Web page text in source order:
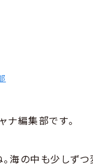
ナ編集部です。
海の中も少しず